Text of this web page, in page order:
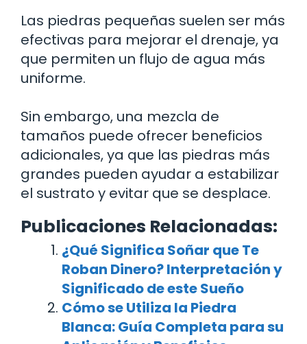
Las piedras pequeñas suelen ser más
efectivas para mejorar el drenaje, ya
que permiten un flujo de agua más
uniforme.
Sin embargo, una mezcla de
tamaños puede ofrecer beneficios
adicionales, ya que las piedras más
grandes pueden ayudar a estabilizar
el sustrato y evitar que se desplace.
Publicaciones Relacionadas:
¿Qué Significa Soñar que Te
Roban Dinero? Interpretación y
Significado de este Sueño
Cómo se Utiliza la Piedra
Blanca: Guía Completa para su